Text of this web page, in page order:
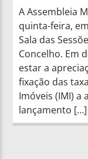
A Assembleia
quinta-feira,
Sala das
Concelho. Em
estar a
fixação das
Imóveis (IMI) a
lançamento […]